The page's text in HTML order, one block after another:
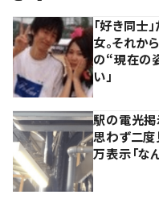
「好き同士
女。それか
の“現在の
い」
駅の電光
思わず二度
万表示「な